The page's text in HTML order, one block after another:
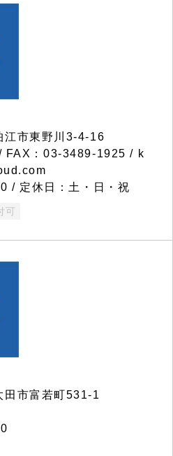
市東野川3-4-16
FAX：03-3489-1925 / k
/ 定休日：土・日・祝
可
市富若町531-1